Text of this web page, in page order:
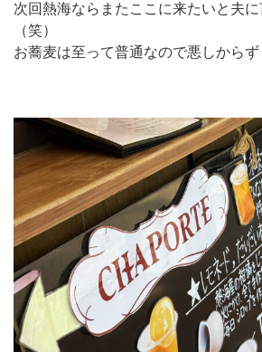
次回熱海ならまたここに来たいと夫
（笑）
お蕎麦は至って普通なので悪しからず